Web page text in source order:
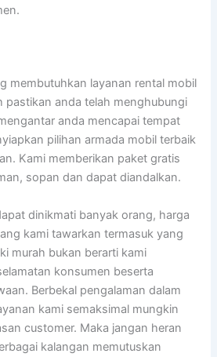
membutuhkan layanan rental mobil
pastikan anda telah menghubungi
anda mencapai tempat
pilihan armada mobil terbaik
Kami memberikan paket gratis
sopan dan dapat diandalkan.
dinikmati banyak orang, harga
kami tawarkan termasuk yang
murah bukan berarti kami
konsumen beserta
Berbekal pengalaman dalam
kami semaksimal mungkin
customer. Maka jangan heran
kalangan memutuskan